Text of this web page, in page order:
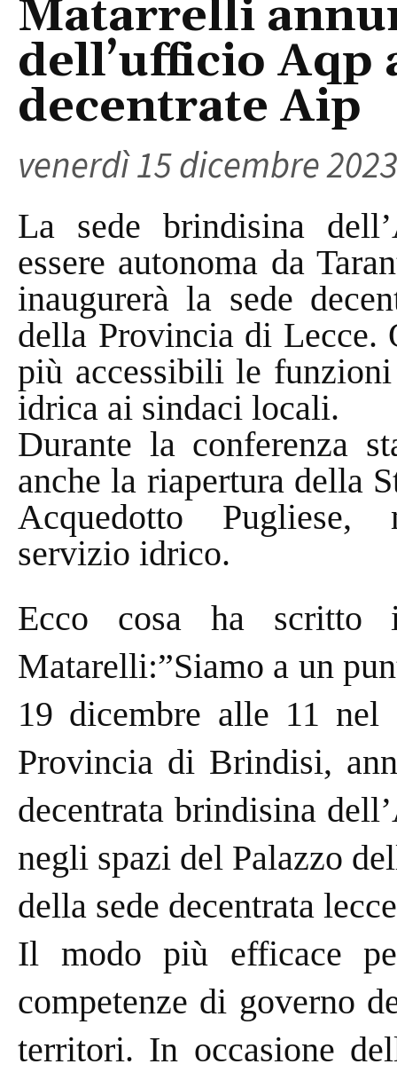
Matarrelli
dell’ufficio Aqp
decentrate Aip
venerdì 15 dicembre 2023
La sede brindisina
essere autonoma da
inaugurerà la sede
della Provincia di Lecce.
più accessibili le
idrica ai sindaci locali.
Durante la conferenza
anche la riapertura della
Acquedotto Pugliese,
servizio idrico.
Ecco cosa ha scritto
Matarelli:”Siamo a un
19 dicembre alle 11 nel
Provincia di Brindisi,
decentrata brindisina
negli spazi del Palazzo
della sede decentrata
Il modo più efficace
competenze di governo
territori. In occasione